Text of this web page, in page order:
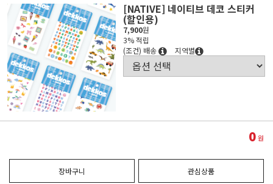
[NATIVE] 네이티브 데코 스티커
(할인용)
7,900원
3% 적립
(조건) 배송
지역별
0원
장바구니 관심상품